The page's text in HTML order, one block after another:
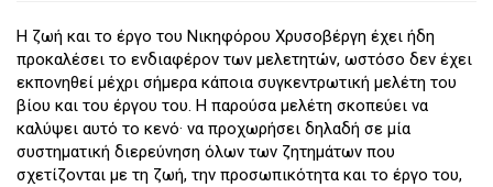
Η ζωή και το έργο του Νικηφόρου Χρυσοβέργη έχει ήδη
προκαλέσει το ενδιαφέρον των μελετητών, ωστόσο δεν έχει
εκπονηθεί μέχρι σήμερα κάποια συγκεντρωτική μελέτη του
βίου και του έργου του. Η παρούσα μελέτη σκοπεύει να
καλύψει αυτό το κενό· να προχωρήσει δηλαδή σε μία
συστηματική διερεύνηση όλων των ζητημάτων που
σχετίζονται με τη ζωή, την προσωπικότητα και το έργο του,